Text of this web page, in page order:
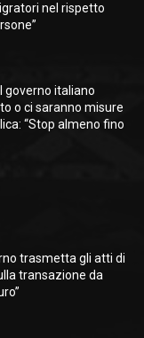
nel rispetto
governo italiano
o ci saranno misure
“Stop almeno fino
trasmetta gli atti di
transazione da